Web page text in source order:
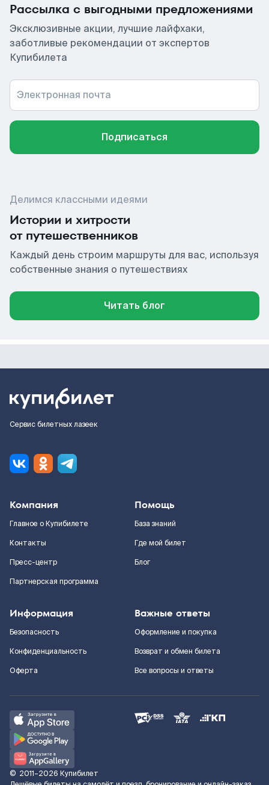
Рассылка с выгодными предложениями
Эксклюзивные акции, лучшие лайфхаки,
заботливые рекомендации от экспертов
Купибилета
Электронная почта
Подписаться
Делимся классными идеями
Истории и хитрости
от путешественников
Каждый день строим маршруты для вас, используя
собственные знания о путешествиях
Читать блог
Сервис билетных лазеек
Компания
Главное о Купибилете
Контакты
Пресс-центр
Партнерская программа
Помощь
База знаний
Где мой билет
Блог
Информация
Безопасность
Конфиденциальность
Оферта
Важные ответы
Оформление и покупка
Возврат и обмен билета
Все вопросы и ответы
© 2011–2026 Купибилет